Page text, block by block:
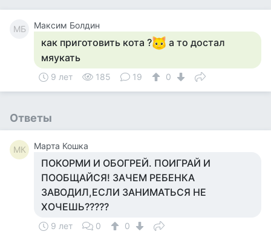
МБ Максим Болдин
как приготовить кота ?
а то достал
мяукать
9 лет 185 19 0
Ответы
МК Марта Кошка
ПОКОРМИ И ОБОГРЕЙ. ПОИГРАЙ И
ПООБЩАЙСЯ! ЗАЧЕМ РЕБЕНКА
ЗАВОДИЛ,ЕСЛИ ЗАНИМАТЬСЯ НЕ
ХОЧЕШЬ?????
9 лет 0 0